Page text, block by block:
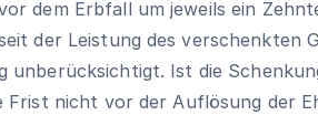
dem Erbfall um jeweils ein
der Leistung des verschenkten
unberücksichtigt. Ist die
nicht vor der Auflösung der